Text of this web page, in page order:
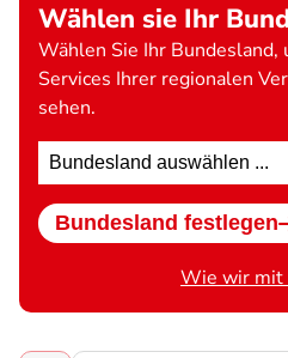
Wählen sie Ihr
Wählen Sie Ihr
Services Ihrer regionalen
sehen.
Standort
wählen
Bundesland festlegen
Wie wir mit